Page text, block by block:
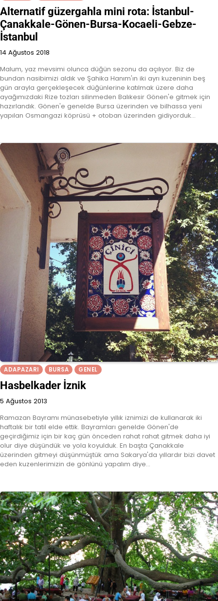
Alternatif güzergahla mini rota: İstanbul-
Çanakkale-Gönen-Bursa-Kocaeli-Gebze-
İstanbul
14 Ağustos 2018
Malum, yaz mevsimi olunca düğün sezonu da açılıyor. Biz de
bundan nasibimizi aldık ve Şahika Hanım'ın iki ayrı kuzeninin beş
gün arayla gerçekleşecek düğünlerine katılmak üzere daha
ayağımızdaki Rize tozları silinmeden Balıkesir Gönen'e gitmek için
hazırlandık. Gönen'e genelde Bursa üzerinden ve bilhassa yeni
yapılan Osmangazi köprüsü + otoban üzerinden gidiyorduk…
ADAPAZARI BURSA GENEL
Hasbelkader İznik
5 Ağustos 2013
Ramazan Bayramı münasebetiyle yıllık iznimizi de kullanarak iki
haftalık bir tatil elde ettik. Bayramları genelde Gönen'de
geçirdiğimiz için bir kaç gün önceden rahat rahat gitmek daha iyi
olur diye düşündük ve yola koyulduk. En başta Çanakkale
üzerinden gitmeyi düşünmüştük ama Sakarya'da yıllardır bizi davet
eden kuzenlerimizin de gönlünü yapalım diye…